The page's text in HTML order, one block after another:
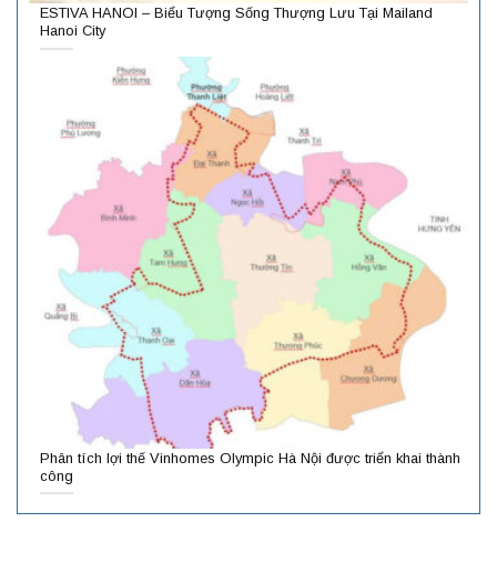
ESTIVA HANOI – Biểu Tượng Sống Thượng Lưu Tại Mailand
Hanoi City
Phân tích lợi thế Vinhomes Olympic Hà Nội được triển khai thành
công